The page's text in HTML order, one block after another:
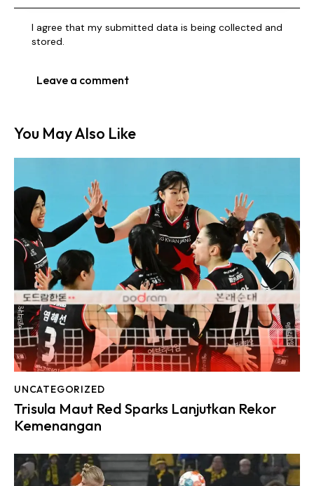
I agree that my submitted data is being collected and
stored.
You May Also Like
UNCATEGORIZED
Trisula Maut Red Sparks Lanjutkan Rekor
Kemenangan